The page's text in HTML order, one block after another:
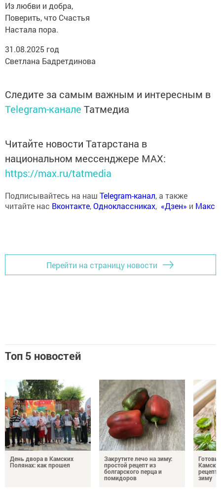
Из любви и добра,
Поверить, что Счастья
Настала пора.
31.08.2025 год
Светлана Бадретдинова
Следите за самым важным и интересным в
Telegram-канале Татмедиа
Читайте новости Татарстана в
национальном мессенджере MАХ:
https://max.ru/tatmedia
Подписывайтесь на наш Telegram-канал, а также
читайте нас Вконтакте,Одноклассниках, «Дзен» и Макс
Перейти на страницу новости
Топ 5 новостей
День двора в Камских
Полянах: как прошел
Закрутите лечо на зиму:
простой рецепт из
болгарского перца и
помидоров
зиму